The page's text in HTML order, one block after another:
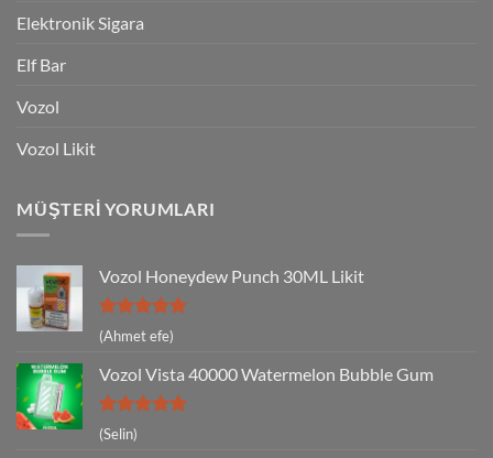
Elektronik Sigara
Elf Bar
Vozol
Vozol Likit
MÜŞTERI YORUMLARI
Vozol Honeydew Punch 30ML Likit
5 üzerinden
5
(Ahmet efe)
Vozol Vista 40000 Watermelon Bubble Gum
5 üzerinden
5
oy aldı
(Selin)